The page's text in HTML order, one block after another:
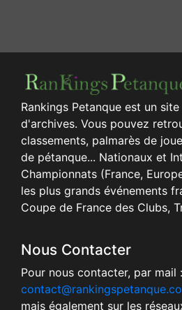
Rankings Petanque est un
d'archives. Vous pouvez
classements, palmarès de
de pétanque... Nationaux et
Championnats (France,
les plus grands événements
Coupe de France des Clubs,
Nous Contacter
Pour nous contacter, par mail :
mais également sur les